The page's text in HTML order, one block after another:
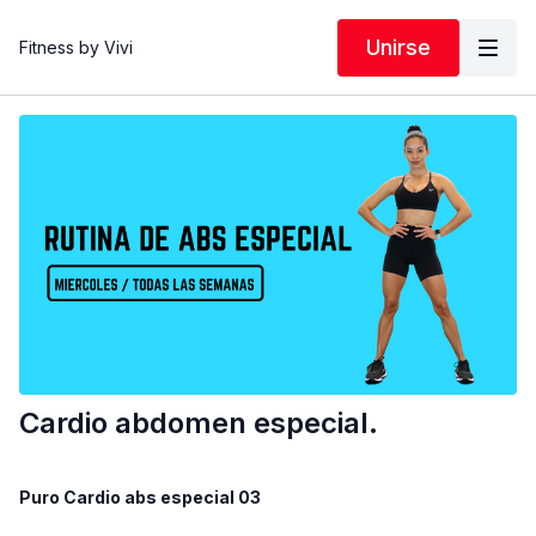
Fitness by Vivi Unirse
Cardio abdomen especial.
Puro Cardio abs especial 03